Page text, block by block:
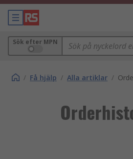
Sök efter MPN
/ Få hjälp / Alla artiklar /